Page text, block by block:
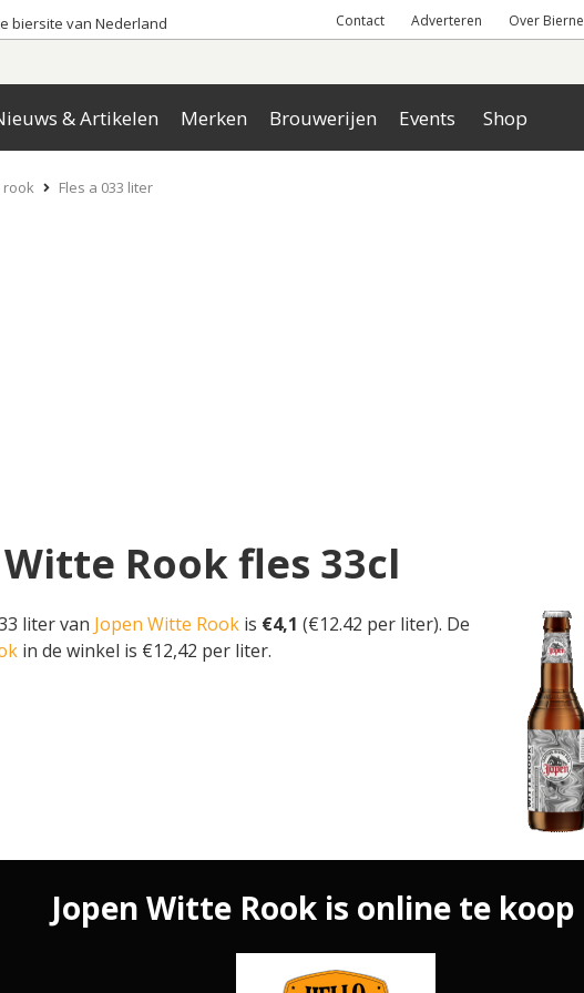
biersite van Nederland Contact Adverteren Over
& Artikelen Merken Brouwerijen Events Shop
rook Fles a 033 liter
Rook fles 33cl
liter van Jopen Witte Rook is €4,1 (€12.42 per liter). De
in de winkel is €12,42 per liter.
Jopen Witte Rook is online te